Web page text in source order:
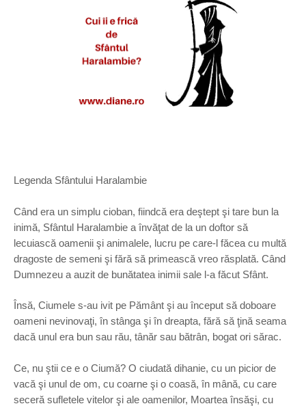
Legenda Sfântului Haralambie
Când era un simplu cioban, fiindcă era deştept şi tare bun la
inimă, Sfântul Haralambie a învăţat de la un doftor să
lecuiască oamenii şi animalele, lucru pe care-l făcea cu multă
dragoste de semeni şi fără să primească vreo răsplată. Când
Dumnezeu a auzit de bunătatea inimii sale l-a făcut Sfânt.
Însă, Ciumele s-au ivit pe Pământ şi au început să doboare
oameni nevinovaţi, în stânga şi în dreapta, fără să ţină seama
dacă unul era bun sau rău, tânăr sau bătrân, bogat ori sărac.
Ce, nu ştii ce e o Ciumă? O ciudată dihanie, cu un picior de
vacă şi unul de om, cu coarne şi o coasă, în mână, cu care
seceră sufletele vitelor şi ale oamenilor, Moartea însăşi, cu